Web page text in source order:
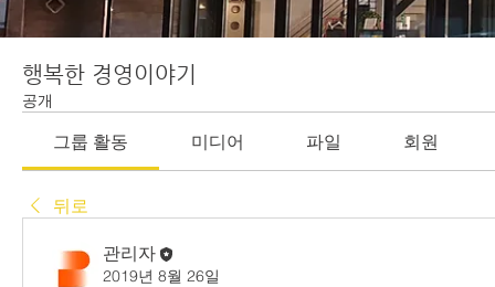
행복한 경영이야기
공개
그룹 활동 미디어 파일 회원
뒤로
관리자
2019년 8월 26일